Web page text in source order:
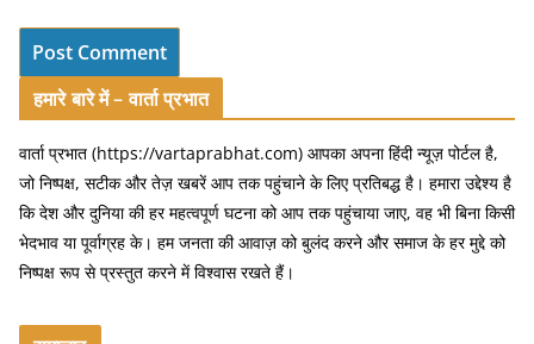
हमारे बारे में – वार्ता प्रभात
वार्ता प्रभात (https://vartaprabhat.com) आपका अपना हिंदी न्यूज़ पोर्टल है,
जो निष्पक्ष, सटीक और तेज़ खबरें आप तक पहुंचाने के लिए प्रतिबद्ध है। हमारा उद्देश्य है
कि देश और दुनिया की हर महत्वपूर्ण घटना को आप तक पहुंचाया जाए, वह भी बिना किसी
भेदभाव या पूर्वाग्रह के। हम जनता की आवाज़ को बुलंद करने और समाज के हर मुद्दे को
निष्पक्ष रूप से प्रस्तुत करने में विश्वास रखते हैं।